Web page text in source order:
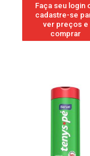
Faça seu login
cadastre-se
ver preços e
comprar